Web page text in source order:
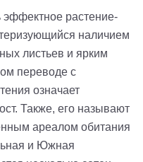
эффектное растение-
наличием
листьев и ярким
переводе с
означает
Также, его называют
ареалом обитания
и Южная